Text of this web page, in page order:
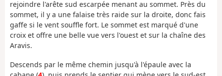
rejoindre l'arête sud escarpée menant au sommet. Près du
sommet, il y a une falaise très raide sur la droite, donc fais
gaffe si le vent souffle fort. Le sommet est marqué d'une
croix et offre une belle vue vers l'ouest et sur la chaîne des
Aravis.
Descends par le même chemin jusqu'à l'épaule avec la